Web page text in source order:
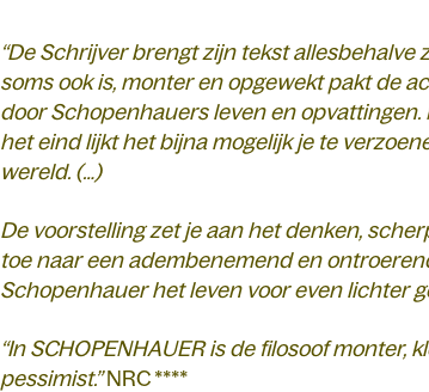
“De Schrijver brengt zijn tekst
soms ook is, monter en opgewekt pakt de
door Schopenhauers leven en
het eind lijkt het bijna mogelijk je te
wereld. (…)
De voorstelling zet je aan het denken,
toe naar een adembenemend en
Schopenhauer het leven voor even lichter
“In SCHOPENHAUER is de filosoof
pessimist.”NRC ****